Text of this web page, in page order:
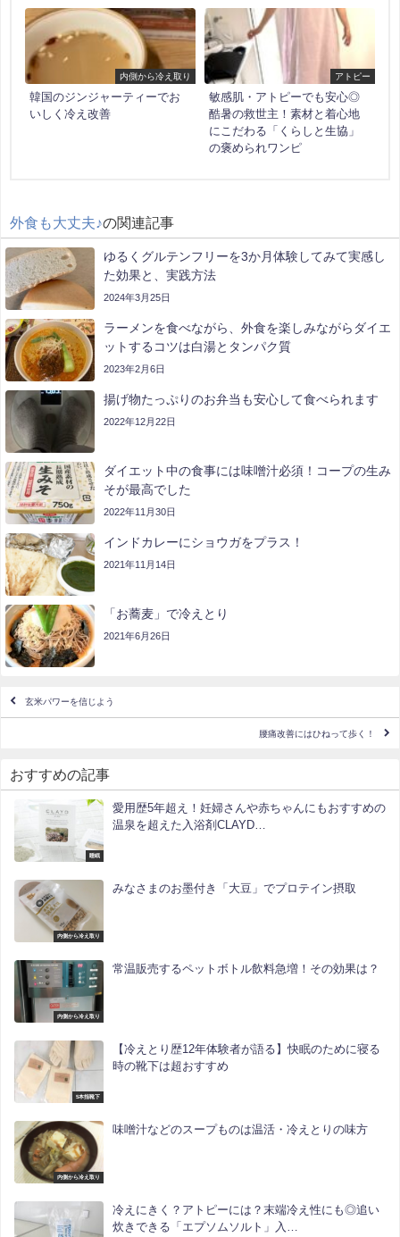
内側から冷え取り
韓国のジンジャーティーでお
いしく冷え改善
アトピー
敏感肌・アトピーでも安心◎
酷暑の救世主！素材と着心地
にこだわる「くらしと生協」
の褒められワンピ
外食も大丈夫♪の関連記事
ゆるくグルテンフリーを3か月体験してみて実感し
た効果と、実践方法
2024年3月25日
ラーメンを食べながら、外食を楽しみながらダイエ
ットするコツは白湯とタンパク質
2023年2月6日
揚げ物たっぷりのお弁当も安心して食べられます
2022年12月22日
ダイエット中の食事には味噌汁必須！コープの生み
そが最高でした
2022年11月30日
インドカレーにショウガをプラス！
2021年11月14日
「お蕎麦」で冷えとり
2021年6月26日
玄米パワーを信じよう
腰痛改善にはひねって歩く！
おすすめの記事
睡眠
愛用歴5年超え！妊婦さんや赤ちゃんにもおすすめの
温泉を超えた入浴剤CLAYD…
内側から冷え取り
みなさまのお墨付き「大豆」でプロテイン摂取
内側から冷え取り
常温販売するペットボトル飲料急増！その効果は？
5本指靴下
【冷えとり歴12年体験者が語る】快眠のために寝る
時の靴下は超おすすめ
内側から冷え取り
味噌汁などのスープものは温活・冷えとりの味方
冷えにきく？アトピーには？末端冷え性にも◎追い
炊きできる「エプソムソルト」入…